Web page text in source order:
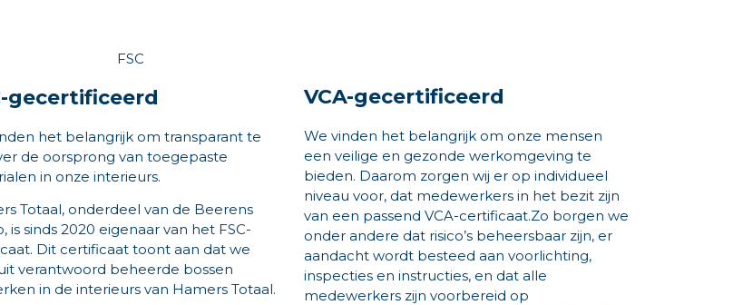
gecertificeerd
het belangrijk om transparant te
de oorsprong van toegepaste
in onze interieurs.
Totaal, onderdeel van de Beerens
is sinds 2020 eigenaar van het FSC-
Dit certificaat toont aan dat we
verantwoord beheerde bossen
in de interieurs van Hamers Totaal.
VCA-gecertificeerd
We vinden het belangrijk om onze mensen
een veilige en gezonde werkomgeving te
bieden. Daarom zorgen wij er op individueel
niveau voor, dat medewerkers in het bezit zijn
van een passend VCA-certificaat.Zo borgen we
onder andere dat risico’s beheersbaar zijn, er
aandacht wordt besteed aan voorlichting,
inspecties en instructies, en dat alle
medewerkers zijn voorbereid op